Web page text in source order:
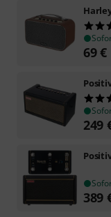
69€
249
389